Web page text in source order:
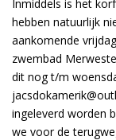
Inmiddels is het
hebben natuurlijk
aankomende
zwembad
dit nog t/m
ingeleverd worden
we voor de